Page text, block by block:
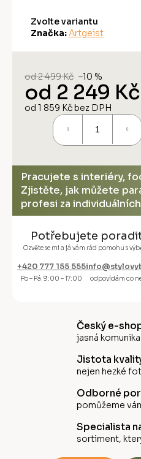
Zvolte variantu
Značka: Artgeist
od 2 499 Kč –10 %
od 2 249 Kč
od 1 859 Kčbez DPH
Pracujete s interiéry,
Zjistěte, jak můžete
profesi za
Potřebujete
Ozvěte se mi a já vám rád pomohu s
+420 777 155 555
Po – Pá 9:00 – 17:00 odpovídám co
Český e-
jasná
Jistota
nejen hezké
Odborné
pomůžeme
Specialista
sortiment,